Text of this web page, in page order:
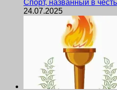
Спорт, названный в
24.07.2025